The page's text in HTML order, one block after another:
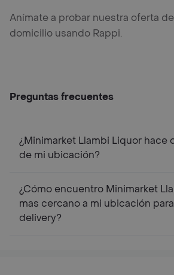
Anímate a probar nuestra oferta
domicilio usando Rappi.
Preguntas frecuentes
¿Minimarket Llambi Liquor hace
de mi ubicación?
¿Cómo encuentro Minimarket
mas cercano a mi ubicación
delivery?